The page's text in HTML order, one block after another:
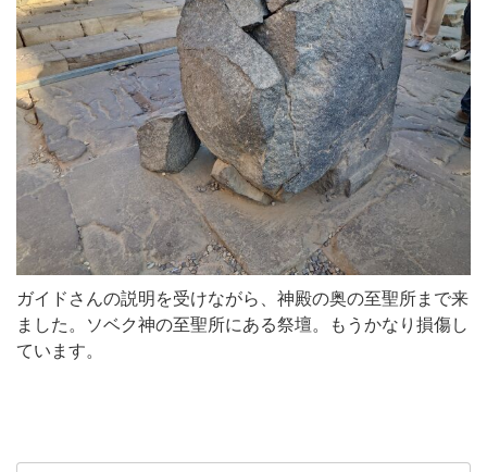
ガイドさんの説明を受けながら、神殿の奥の至聖所まで来
ました。ソベク神の至聖所にある祭壇。もうかなり損傷し
ています。